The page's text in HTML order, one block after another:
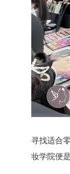
寻找适合
妆学院便